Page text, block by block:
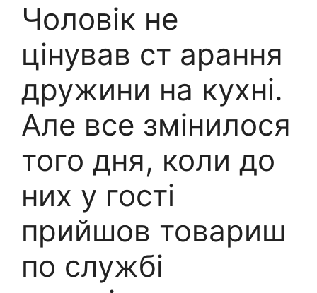
Чоловік не
цінував ст арання
дружини на кухні.
Але все змінилося
того дня, коли до
них у гості
прийшов товариш
по службі